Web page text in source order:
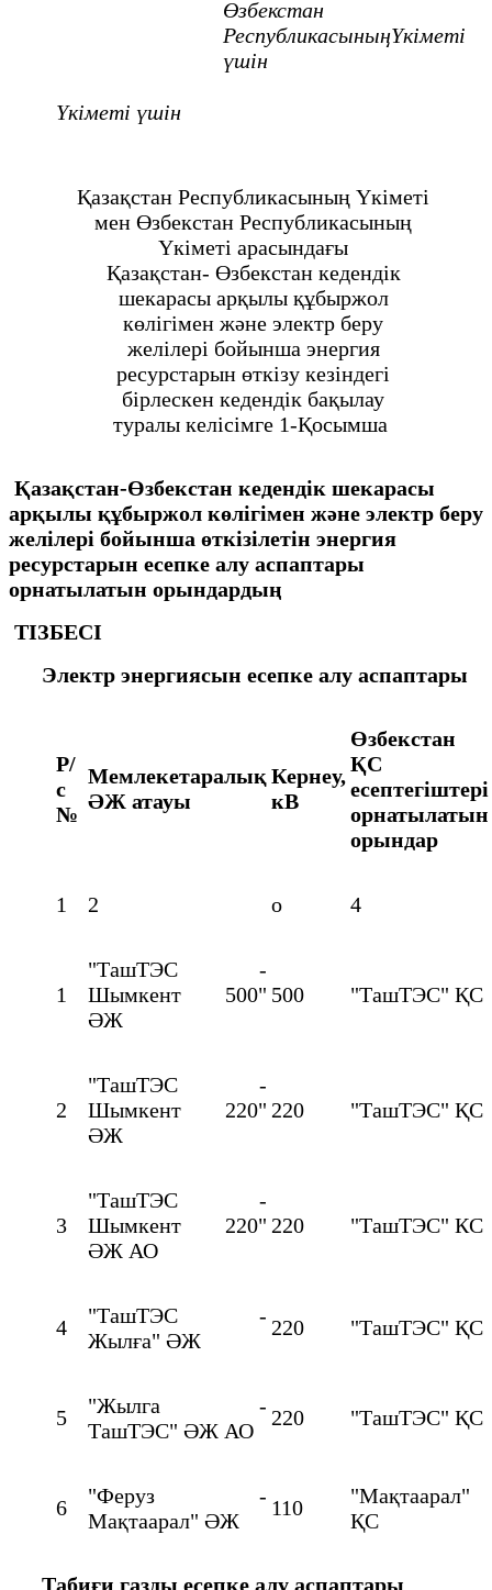
Үкіметі үшін
Өзбекстан
РеспубликасыныңҮкіметі
үшін
Қазақстан Республикасының Үкіметі
мен Өзбекстан Республикасының
Үкіметі арасындағы
Қазақстан- Өзбекстан кедендік
шекарасы арқылы құбыржол
көлігімен және электр беру
желілері бойынша энергия
ресурстарын өткізу кезіндегі
бірлескен кедендік бақылау
туралы келісімге 1-Қосымша
Қазақстан-Өзбекстан кедендік шекарасы
арқылы құбыржол көлігімен және электр беру
желілері бойынша өткізілетін энергия
ресурстарын есепке алу аспаптары
орнатылатын орындардың
ТІЗБЕСІ
Электр энергиясын есепке алу аспаптары
Р/
с
№
Мемлекетаралық
ӘЖ атауы
Кернеу,
кВ
Өзбекстан
ҚС
есептегіштері
орнатылатын
орындар
1 2 о 4
1
"ТашТЭС -
Шымкент 500"
ӘЖ
500 "ТашТЭС" ҚС
2
"ТашТЭС -
Шымкент 220"
ӘЖ
220 "ТашТЭС" ҚС
3
"ТашТЭС -
Шымкент 220"
ӘЖ АО
220 "ТашТЭС" КС
4
"ТашТЭС -
Жылға" ӘЖ
220 "ТашТЭС" ҚС
5
"Жылга -
ТашТЭС" ӘЖ АО
220 "ТашТЭС" ҚС
6
"Феруз -
Мақтаарал" ӘЖ
110
"Мақтаарал"
ҚС
Табиғи газды есепке алу аспаптары